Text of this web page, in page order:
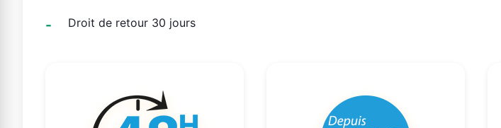
Droit de retour 30 jours